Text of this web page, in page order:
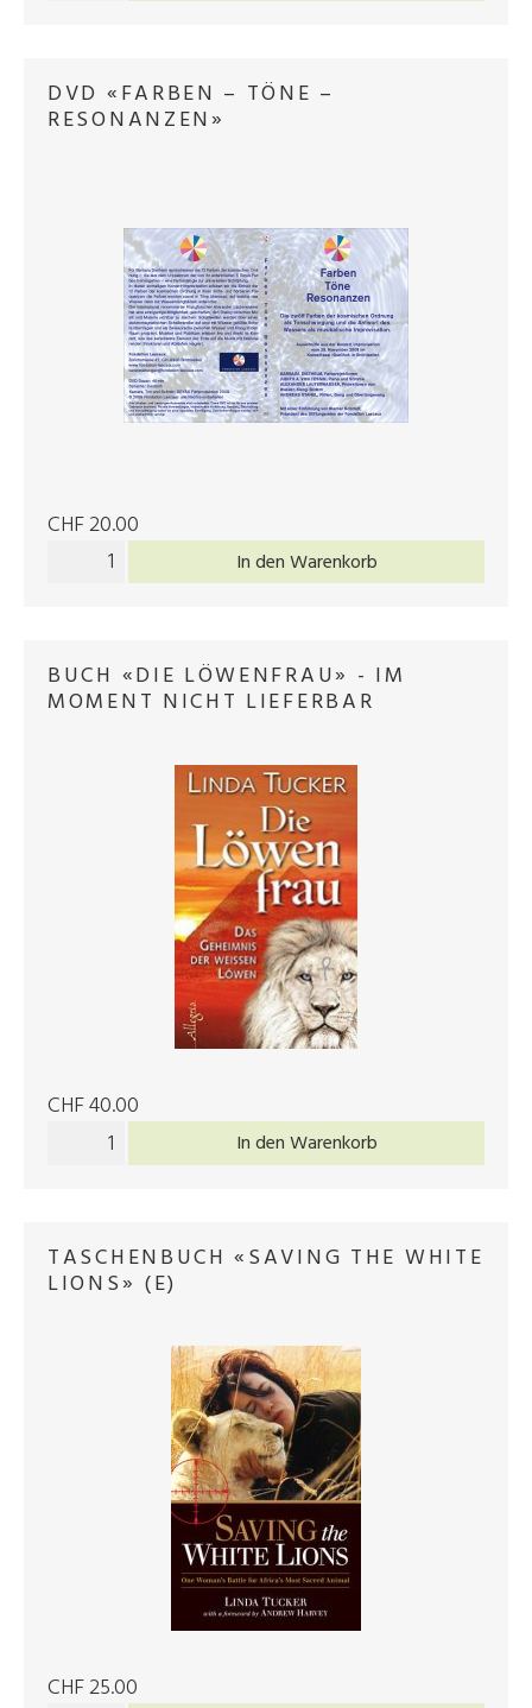
DVD «FARBEN – TÖNE –
RESONANZEN»
CHF 20.00
In den Warenkorb
BUCH «DIE LÖWENFRAU» - IM
MOMENT NICHT LIEFERBAR
CHF 40.00
In den Warenkorb
TASCHENBUCH «SAVING THE WHITE
LIONS» (E)
CHF 25.00